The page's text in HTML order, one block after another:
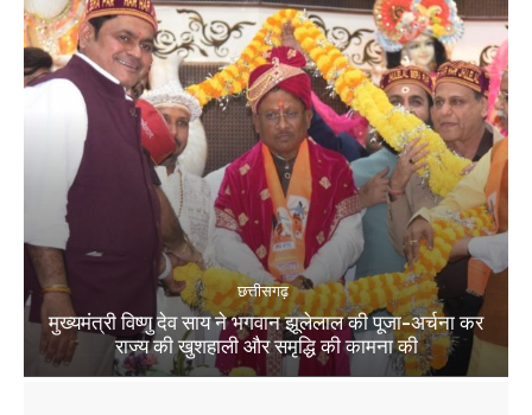
छत्तीसगढ़
मुख्यमंत्री विष्णु देव साय ने भगवान झूलेलाल की पूजा-अर्चना कर
राज्य की खुशहाली और समृद्धि की कामना की